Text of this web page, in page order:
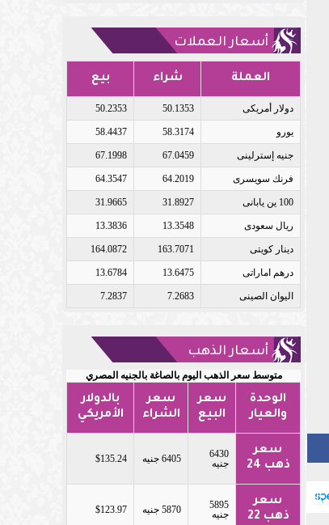
أسعار العملات
العملة شراء بيع
دولار أمريكى 50.1353
50.2353
يورو 58.3174
58.4437
جنيه إسترلينى 67.0459
67.1998
فرنك سويسرى 64.2019
64.3547
100 ين يابانى 31.8927
31.9665
ريال سعودى 13.3548
13.3836
دينار كويتى 163.7071
164.0872
درهم اماراتى 13.6475
13.6784
اليوان الصينى 7.2683
7.2837
أسعار الذهب
متوسط سعر الذهب اليوم بالصاغة بالجنيه المصري
الوحدة
والعيار
سعر
البيع
سعر
الشراء
بالدولار
الأمريكي
سعر
ذهب 24
6430
جنيه
6405 جنيه $135.24
سعر
ذهب 22
5895
جنيه
5870 جنيه $123.97